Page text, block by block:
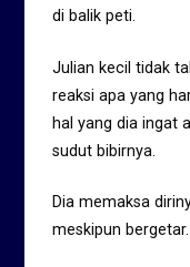
di balik peti.
Julian kecil tidak
reaksi apa yang
hal yang dia ingat
sudut bibirnya.
Dia memaksa
meskipun bergetar.